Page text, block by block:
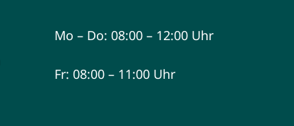
Mo – Do: 08:00 – 12:00 Uhr
Fr: 08:00 – 11:00 Uhr